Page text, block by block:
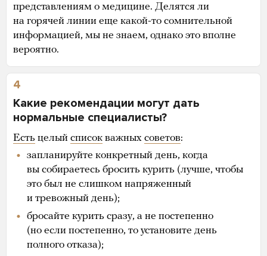
представлениям о медицине. Делятся ли
на горячей линии еще какой-то сомнительной
информацией, мы не знаем, однако это вполне
вероятно.
4
Какие рекомендации могут дать
нормальные специалисты?
Есть целый список важных советов:
запланируйте конкретный день, когда
вы собираетесь бросить курить (лучше, чтобы
это был не слишком напряженный
и тревожный день);
бросайте курить сразу, а не постепенно
(но если постепенно, то установите день
полного отказа);